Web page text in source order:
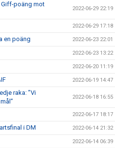
Giff-poäng mot
2022-06-29 22:19
2022-06-29 17:18
en poäng 2022-06-23 22:01
2022-06-23 13:22
2022-06-20 11:19
2022-06-19 14:47
raka: ”Vi
2022-06-18 16:55
2022-06-17 18:17
i DM 2022-06-14 21:32
2022-06-14 06:39